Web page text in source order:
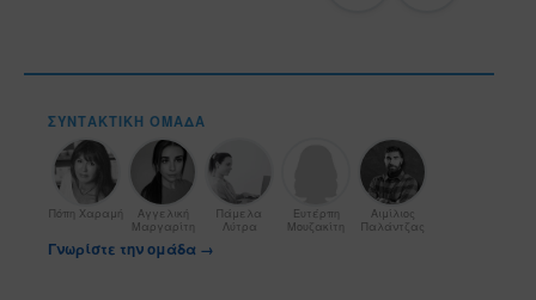
ΣΥΝΤΑΚΤΙΚΉ ΟΜΆΔΑ
Πόπη Χαραμή
Αγγελική
Μαργαρίτη
Πάμελα
Λύτρα
Ευτέρπη
Μουζακίτη
Αιμίλιος
Παλάντζας
Γνωρίστε την ομάδα →